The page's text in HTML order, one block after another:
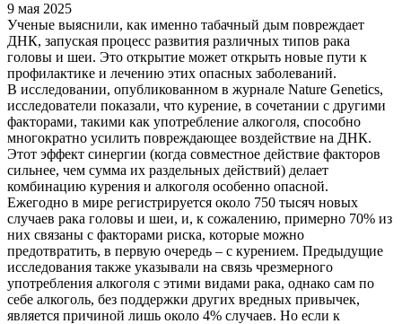
9 мая 2025
Ученые выяснили, как именно табачный дым повреждает
ДНК, запуская процесс развития различных типов рака
головы и шеи. Это открытие может открыть новые пути к
профилактике и лечению этих опасных заболеваний.
В исследовании, опубликованном в журнале Nature Genetics,
исследователи показали, что курение, в сочетании с другими
факторами, такими как употребление алкоголя, способно
многократно усилить повреждающее воздействие на ДНК.
Этот эффект синергии (когда совместное действие факторов
сильнее, чем сумма их раздельных действий) делает
комбинацию курения и алкоголя особенно опасной.
Ежегодно в мире регистрируется около 750 тысяч новых
случаев рака головы и шеи, и, к сожалению, примерно 70% из
них связаны с факторами риска, которые можно
предотвратить, в первую очередь – с курением. Предыдущие
исследования также указывали на связь чрезмерного
употребления алкоголя с этими видами рака, однако сам по
себе алкоголь, без поддержки других вредных привычек,
является причиной лишь около 4% случаев. Но если к